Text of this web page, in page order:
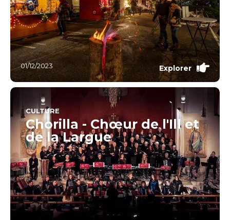
01/12/2023 Explorer
CULTURE
Chorilla - Chœur de l'Ill et
de la Largue